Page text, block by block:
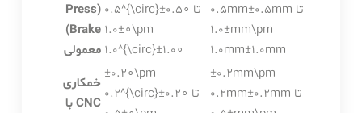
(Press
Brake)
معمولی
0.5^{\circ}±0.5∘ تا
±1.0∘\pm
1.0^{\circ}±1.0∘
0.5mm±0.5mm تا
±1.0mm\pm
1.0mm±1.0mm
خمکاری
CNC با
±0.2∘\pm
0.2^{\circ}±0.2∘ تا
±0.2mm\pm
0.2mm±0.2mm تا